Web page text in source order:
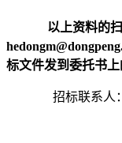
以上资料的扫
标文件发到委托书上
招标联系